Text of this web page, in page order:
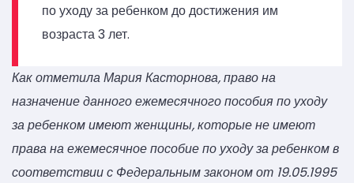
по уходу за ребенком до достижения им
возраста 3 лет.
Как отметила Мария Касторнова, право на
назначение данного ежемесячного пособия по уходу
за ребенком имеют женщины, которые не имеют
права на ежемесячное пособие по уходу за ребенком в
соответствии с Федеральным законом от 19.05.1995